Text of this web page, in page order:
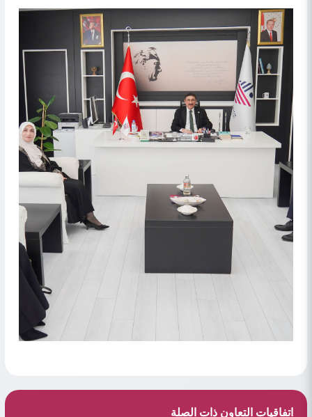
اتفاقيات التعاون ذات الصلة